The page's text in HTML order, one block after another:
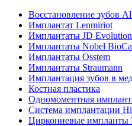
Восстановление зубов
Имплантат Lenmiriot
Имплантаты JD Evolution
Имплантаты Nobel
Имплантаты Osstem
Имплантаты Straumann
Имплантация зубов в
Костная пластика
Одномоментная
Система имплантации
Циркониевые импланты